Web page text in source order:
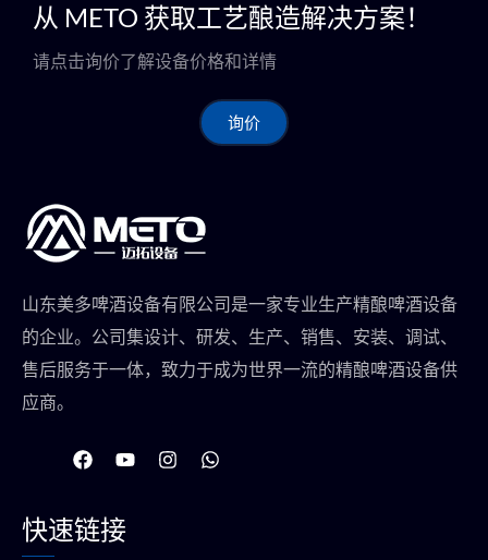
从 METO 获取工艺酿造解决方案！
请点击询价了解设备价格和详情
询价
山东美多啤酒设备有限公司是一家专业生产精酿啤酒设备
的企业。公司集设计、研发、生产、销售、安装、调试、
售后服务于一体，致力于成为世界一流的精酿啤酒设备供
应商。
在
F
e
b
Y
o
u
b
I
n
W
h
快速链接